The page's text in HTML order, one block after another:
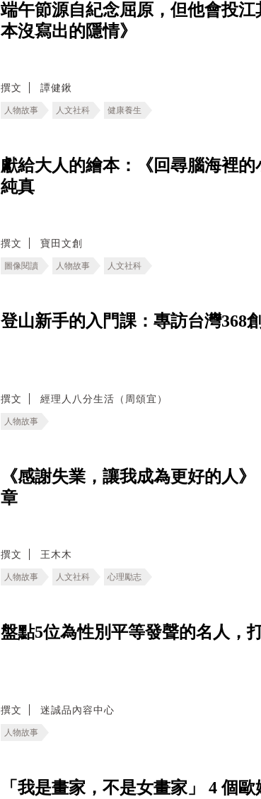
端午節源自紀念屈原，但他會投
本沒寫出的隱情》
撰文 譚健鍬
人物故事 人文社科 健康養生
獻給大人的繪本：《回尋腦海裡
純真
撰文 寶田文創
圖像閱讀 人物故事 人文社科
登山新手的入門課：專訪台灣368
撰文 經理人八分生活（周頌宜）
人物故事
《感謝失業，讓我成為更好的人
章
撰文 王木木
人物故事 人文社科 心理勵志
盤點5位為性別平等發聲的名人，
撰文 迷誠品內容中心
人物故事
「我是畫家，不是女畫家」 4 個